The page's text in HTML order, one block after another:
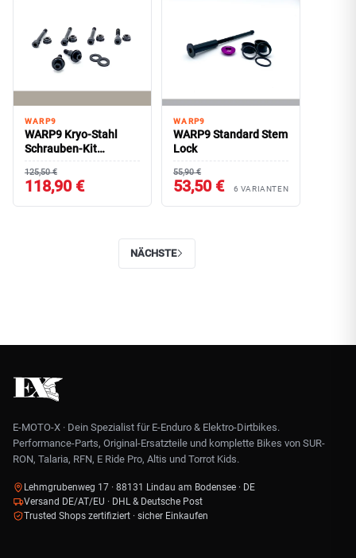
WARP9
WARP9 Kryo-Stahl
Schrauben-Kit
SURRON Linkage/
Triangle
125,50 €
118,90 €
WARP9
WARP9 Standard Stem
Lock
55,90 €
53,50 € 6 VARIANTEN
NÄCHSTE
E-MOTO-X · Dein Spezialist für E-Enduro & Elektro-Dirtbikes.
Performance-Parts, Original-Ersatzteile und komplette Bikes von SUR-
RON, Talaria, RFN, E Ride Pro, Altis und Torrot Kids.
Lehmgrubenweg 17 · 88131 Lindau am Bodensee · DE
Versand DE/AT/EU · DHL & Deutsche Post
Trusted Shops zertifiziert · sicher Einkaufen